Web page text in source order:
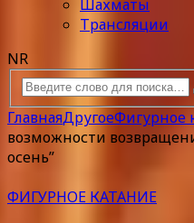
Шахматы
Трансляции
NR
ГлавнаяДругоеФигурное
возможности
осень”
ФИГУРНОЕ КАТАНИЕ